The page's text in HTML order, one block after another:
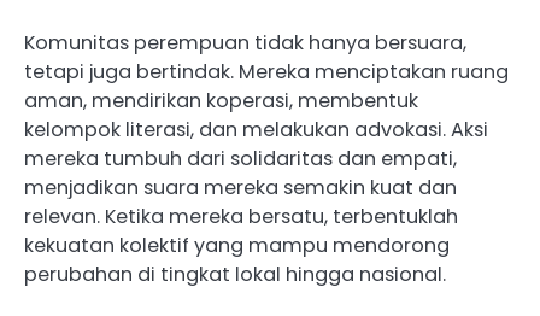
Komunitas perempuan tidak hanya bersuara,
tetapi juga bertindak. Mereka menciptakan ruang
aman, mendirikan koperasi, membentuk
kelompok literasi, dan melakukan advokasi. Aksi
mereka tumbuh dari solidaritas dan empati,
menjadikan suara mereka semakin kuat dan
relevan. Ketika mereka bersatu, terbentuklah
kekuatan kolektif yang mampu mendorong
perubahan di tingkat lokal hingga nasional.